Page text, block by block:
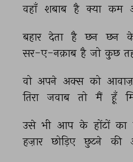
वहाँ शबाब है क्या कम
बहार देता है छन छन
सर-ए-नक़ाब है जो कुछ
वो अपने अक्स को
तिरा जवाब तो मैं हूँ
उसे भी आप के होंटों का
हज़ार
छोड़िए छुटने की